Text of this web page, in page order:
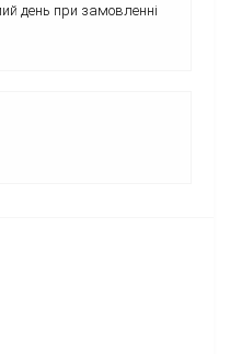
день при замовленні